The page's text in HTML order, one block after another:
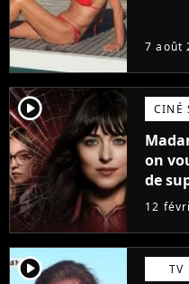
7 août
player2 CINÉ
on
de
12
player2 TV